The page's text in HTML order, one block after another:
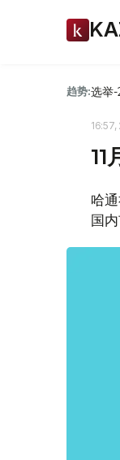
趋势:选举
16:57,
11
哈
国